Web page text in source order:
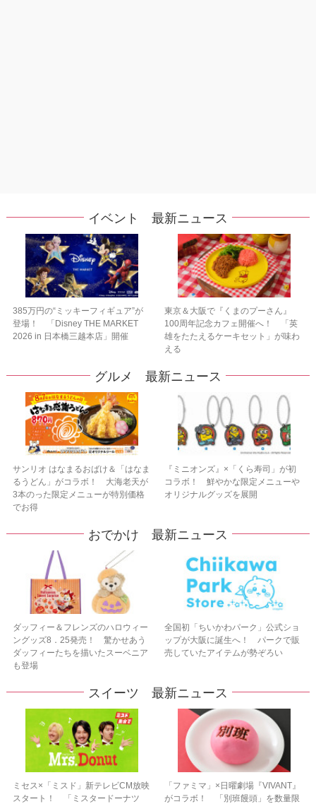
イベント 最新ニュース
385万円の“ミッキーフィギュア”が
登場！ 「Disney THE MARKET
2026 in 日本橋三越本店」開催
東京＆大阪で『くまのプーさん』
100周年記念カフェ開催へ！ 「英
雄をたたえるケーキセット」が味わ
える
グルメ 最新ニュース
サンリオ はなまるおばけ＆「はなま
るうどん」がコラボ！ 大海老天が
3本のった限定メニューが特別価格
でお得
『ミニオンズ』×「くら寿司」が初
コラボ！ 鮮やかな限定メニューや
オリジナルグッズを展開
おでかけ 最新ニュース
ダッフィー＆フレンズのハロウィー
ングッズ8．25発売！ 驚かせあう
ダッフィーたちを描いたスーベニア
も登場
全国初「ちいかわパーク」公式ショ
ップが大阪に誕生へ！ パークで販
売していたアイテムが勢ぞろい
スイーツ 最新ニュース
ミセス×「ミスド」新テレビCM放映
スタート！ 「ミスタードーナツ
「ファミマ」×日曜劇場『VIVANT』
がコラボ！ 「別班饅頭」を数量限